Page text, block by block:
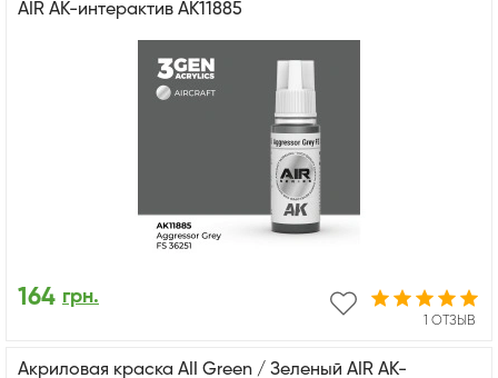
AIR АК-интерактив AK11885
1 ОТЗЫВ
164 грн.
Акриловая краска AII Green / Зеленый AIR АК-